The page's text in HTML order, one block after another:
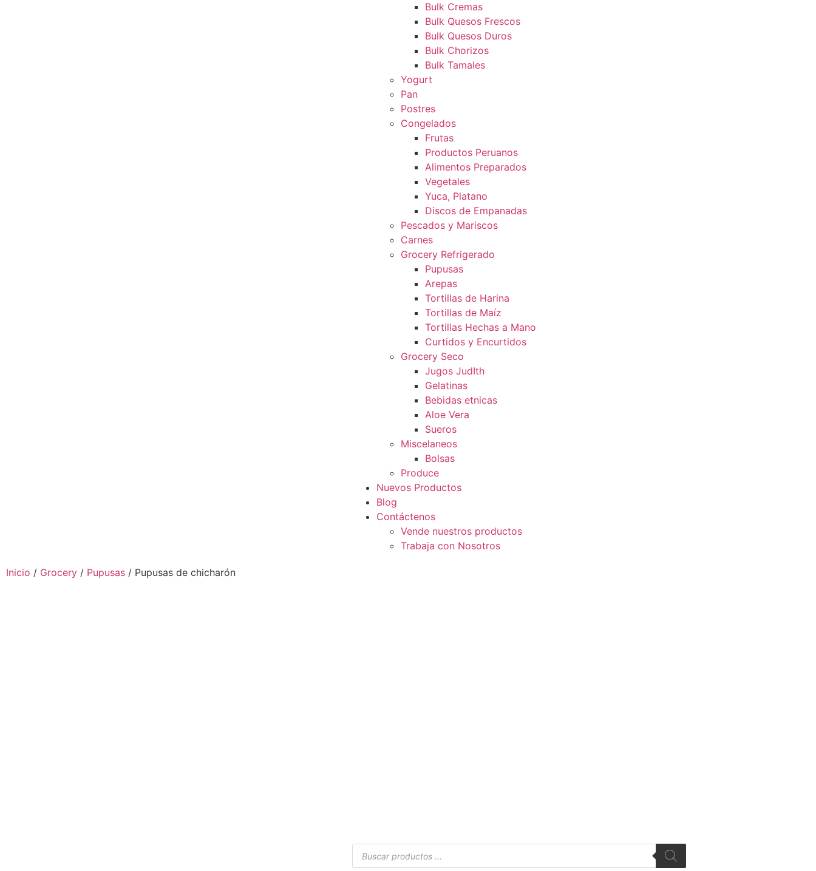
Bulk Cremas
Bulk Quesos Frescos
Bulk Quesos Duros
Bulk Chorizos
Bulk Tamales
Yogurt
Pan
Postres
Congelados
Frutas
Productos Peruanos
Alimentos Preparados
Vegetales
Yuca, Platano
Discos de Empanadas
Pescados y Mariscos
Carnes
Grocery Refrigerado
Pupusas
Arepas
Tortillas de Harina
Tortillas de Maíz
Tortillas Hechas a Mano
Curtidos y Encurtidos
Grocery Seco
Jugos JudIth
Gelatinas
Bebidas etnicas
Aloe Vera
Sueros
Miscelaneos
Bolsas
Produce
Nuevos Productos
Blog
Contáctenos
Vende nuestros productos
Trabaja con Nosotros
Inicio / Grocery / Pupusas / Pupusas de chicharón